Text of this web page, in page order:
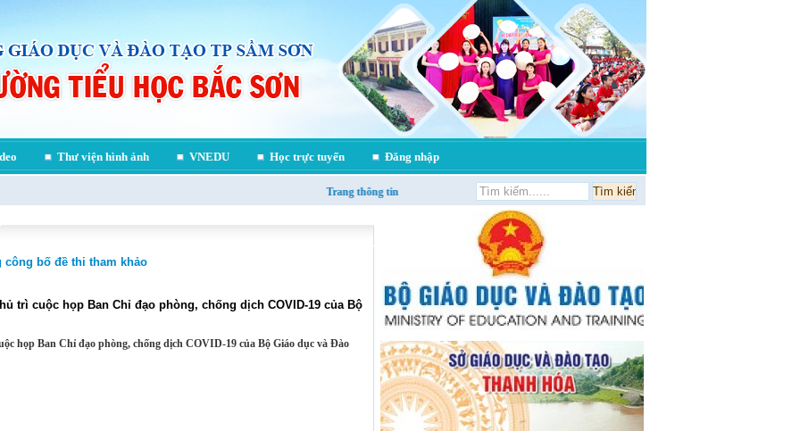
Thư viện hình ảnh VNEDU Học trực tuyến Đăng nhập
Trang thông tin điện tử trường tiểu học Bắc Sơn - Tp. Sầm Sơn
công bố đề thi tham khảo
trì cuộc họp Ban Chỉ đạo phòng, chống dịch COVID-19 của Bộ
họp Ban Chỉ đạo phòng, chống dịch COVID-19 của Bộ Giáo dục và Đào